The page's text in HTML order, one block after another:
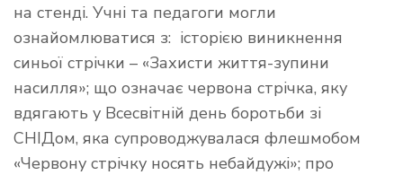
на стенді. Учні та педагоги могли
ознайомлюватися з: історією виникнення
синьої стрічки – «Захисти життя-зупини
насилля»; що означає червона стрічка, яку
вдягають у Всесвітній день боротьби зі
СНІДом, яка супроводжувалася флешмобом
«Червону стрічку носять небайдужі»; про